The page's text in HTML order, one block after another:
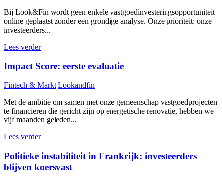
Bij Look&Fin wordt geen enkele vastgoedinvesteringsopportuniteit
online geplaatst zonder een grondige analyse. Onze prioriteit: onze
investeerders...
Lees verder
Impact Score: eerste evaluatie
Fintech & Markt Lookandfin
Met de ambitie om samen met onze gemeenschap vastgoedprojecten
te financieren die gericht zijn op energetische renovatie, hebben we
vijf maanden geleden...
Lees verder
Politieke instabiliteit in Frankrijk: investeerders
blijven koersvast